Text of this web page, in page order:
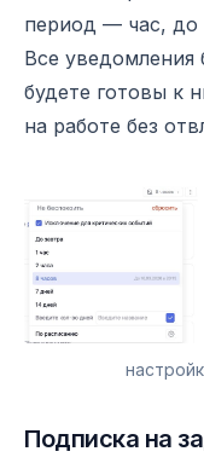
период — час, до
Все уведомления
будете готовы к
на работе без
Подписка на